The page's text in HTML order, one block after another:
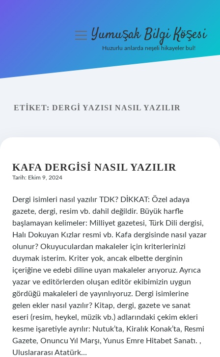
Yasal Uyarı
menüyüYumuşak Bilgi Köşesi
Huzurlu anlarda neşeli hikayeler bul!
ETIKET: DERGI YAZISI NASIL YAZILIR
KAFA DERGISI NASIL YAZILIR
Tarih: Ekim 9, 2024
Dergi isimleri nasıl yazılır TDK? DİKKAT: Özel adaya
gazete, dergi, resim vb. dahil değildir. Büyük harfle
başlamayan kelimeler: Milliyet gazetesi, Türk Dili dergisi,
Halı Dokuyan Kızlar resmi vb. Kafa dergisinde nasıl yazar
olunur? Okuyuculardan makaleler için kriterlerinizi
duymak isterim. Kriter yok, ancak elbette derginin
içeriğine ve edebi diline uyan makaleler arıyoruz. Ayrıca
yazar ve editörlerden oluşan editör ekibimizin uygun
gördüğü makaleleri de yayınlıyoruz. Dergi isimlerine
gelen ekler nasıl yazılır? Kitap, dergi, gazete ve sanat
eseri (resim, heykel, müzik vb.) adlarındaki çekim ekleri
kesme işaretiyle ayrılır: Nutuk’ta, Kiralık Konak’ta, Resmi
Gazete, Onuncu Yıl Marşı, Yunus Emre Hitabet Sanatı. ,
Uluslararası Atatürk…